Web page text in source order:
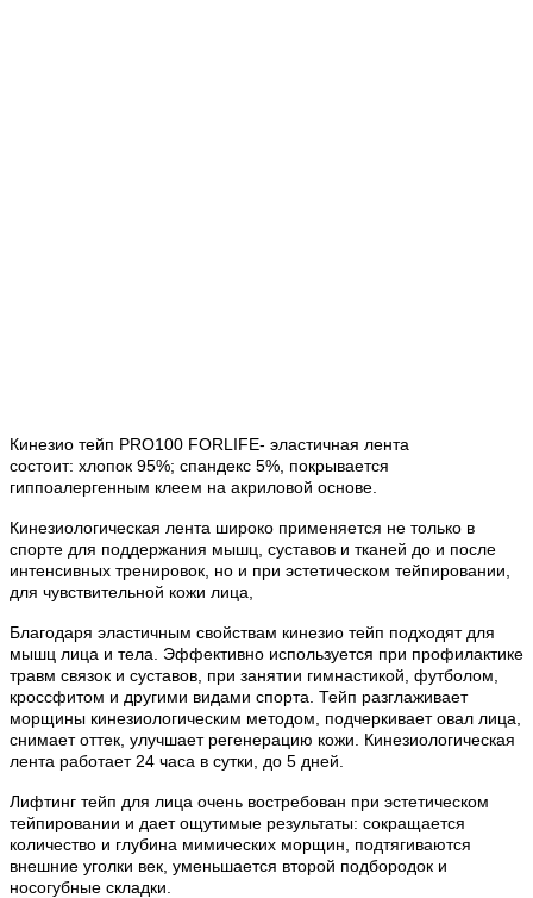
Кинезио тейп PRO100 FORLIFE- эластичная лента
состоит: хлопок 95%; спандекс 5% , покрывается
гиппоалергенным клеем на акриловой основе.
Кинезиологическая лента широко применяется не только в
спорте для поддержания мышц, суставов и тканей до и после
интенсивных тренировок, но и при эстетическом тейпировании,
для чувствительной кожи лица,
Благодаря эластичным свойствам кинезио тейп подходят для
мышц лица и тела. Эффективно используется при профилактике
травм связок и суставов, при занятии гимнастикой, футболом,
кроссфитом и другими видами спорта. Тейп разглаживает
морщины кинезиологическим методом, подчеркивает овал лица,
снимает оттек, улучшает регенерацию кожи. Кинезиологическая
лента работает 24 часа в сутки, до 5 дней.
Лифтинг тейп для лица очень востребован при эстетическом
тейпировании и дает ощутимые результаты: сокращается
количество и глубина мимических морщин, подтягиваются
внешние уголки век, уменьшается второй подбородок и
носогубные складки.